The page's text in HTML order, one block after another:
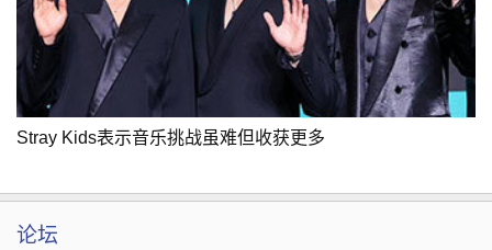
Stray Kids表示音乐挑战虽难但收获更多
论坛